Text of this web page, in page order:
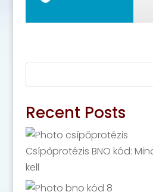
Recent Posts
Csípőprotézis BNO kód:
kell